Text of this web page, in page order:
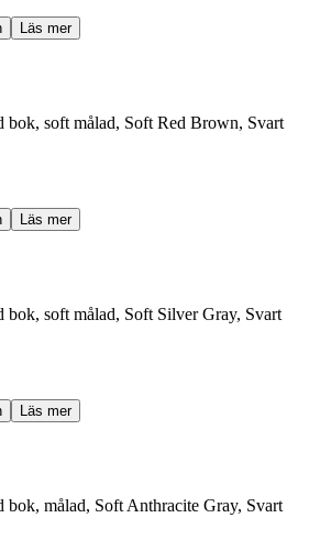
Läs mer
soft målad, Soft Red Brown, Svart
Läs mer
soft målad, Soft Silver Gray, Svart
Läs mer
målad, Soft Anthracite Gray, Svart